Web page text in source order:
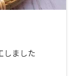
しました